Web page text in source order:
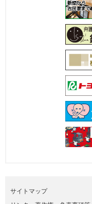
サイトマップ